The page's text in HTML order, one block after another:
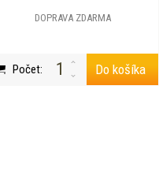
DOPRAVA ZDARMA
Počet: Do košíka